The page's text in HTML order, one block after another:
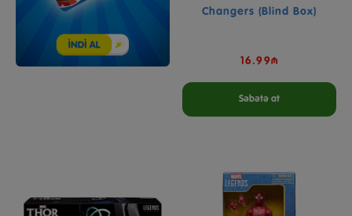
Changers (Blind Box)
16.99₼
Səbətə at